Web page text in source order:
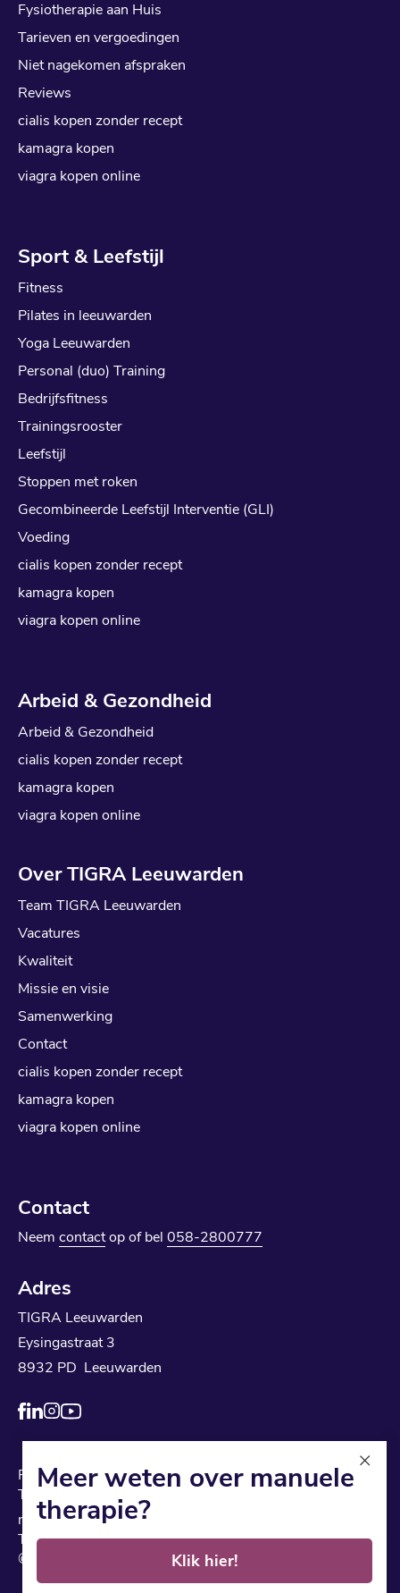
Meer weten over manuele
therapie?
Klik hier!
Fysiotherapie aan Huis
Tarieven en vergoedingen
Niet nagekomen afspraken
Reviews
cialis kopen zonder recept
kamagra kopen
viagra kopen online
Sport & Leefstijl
Fitness
Pilates in leeuwarden
Yoga Leeuwarden
Personal (duo) Training
Bedrijfsfitness
Trainingsrooster
Leefstijl
Stoppen met roken
Gecombineerde Leefstijl Interventie (GLI)
Voeding
cialis kopen zonder recept
kamagra kopen
viagra kopen online
Arbeid & Gezondheid
Arbeid & Gezondheid
cialis kopen zonder recept
kamagra kopen
viagra kopen online
Over TIGRA Leeuwarden
Team TIGRA Leeuwarden
Vacatures
Kwaliteit
Missie en visie
Samenwerking
Contact
cialis kopen zonder recept
kamagra kopen
viagra kopen online
Contact
Neem contactop of bel 058-2800777
Adres
TIGRA Leeuwarden
Eysingastraat 3
8932 PD Leeuwarden
Privacyverklaring Algemene voorwaarden
TIGRA Leeuwarden is een onderdeel van landelijk
netwerk
TIGRA
© tigra-leeuwarden.nl